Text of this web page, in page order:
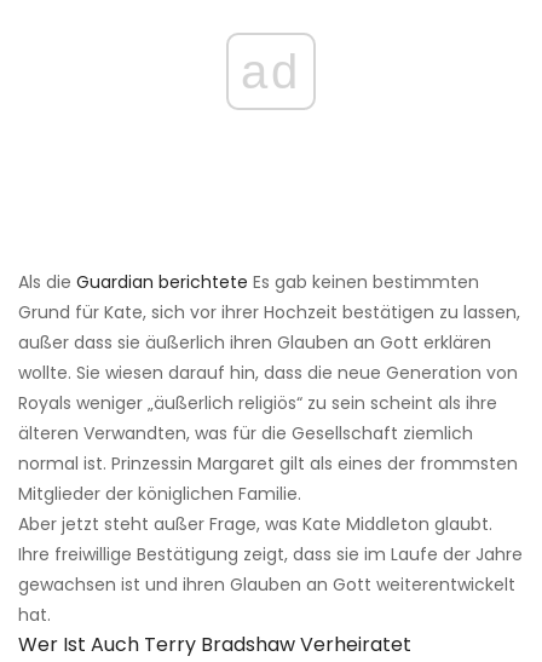
ad
Als die Guardian berichtete Es gab keinen bestimmten
Grund für Kate, sich vor ihrer Hochzeit bestätigen zu lassen,
außer dass sie äußerlich ihren Glauben an Gott erklären
wollte. Sie wiesen darauf hin, dass die neue Generation von
Royals weniger „äußerlich religiös“ zu sein scheint als ihre
älteren Verwandten, was für die Gesellschaft ziemlich
normal ist. Prinzessin Margaret gilt als eines der frommsten
Mitglieder der königlichen Familie.
Aber jetzt steht außer Frage, was Kate Middleton glaubt.
Ihre freiwillige Bestätigung zeigt, dass sie im Laufe der Jahre
gewachsen ist und ihren Glauben an Gott weiterentwickelt
hat.
Wer Ist Auch Terry Bradshaw Verheiratet